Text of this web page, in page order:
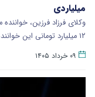
میلیاردی
وکلای فرزاد فرزین،
۱۲ میلیارد تومانی این خواننده با دستور شعبه…
۰۹ خرداد ۱۴۰۵